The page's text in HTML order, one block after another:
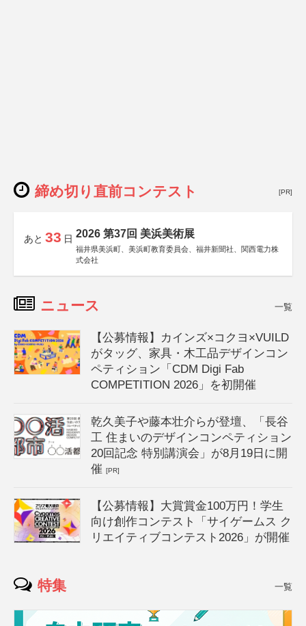
締め切り直前コンテスト [PR]
あと 33 日 2026 第37回 美浜美術展
福井県美浜町、美浜町教育委員会、福井新聞社、関西電力株
式会社
ニュース 一覧
【公募情報】カインズ×コクヨ×VUILD
がタッグ、家具・木工品デザインコン
ペティション「CDM Digi Fab
COMPETITION 2026」を初開催
乾久美子や藤本壮介らが登壇、「長谷
工 住まいのデザインコンペティション
20回記念 特別講演会」が8月19日に開
催[PR]
【公募情報】大賞賞金100万円！学生
向け創作コンテスト「サイゲームス ク
リエイティブコンテスト2026」が開催
特集 一覧